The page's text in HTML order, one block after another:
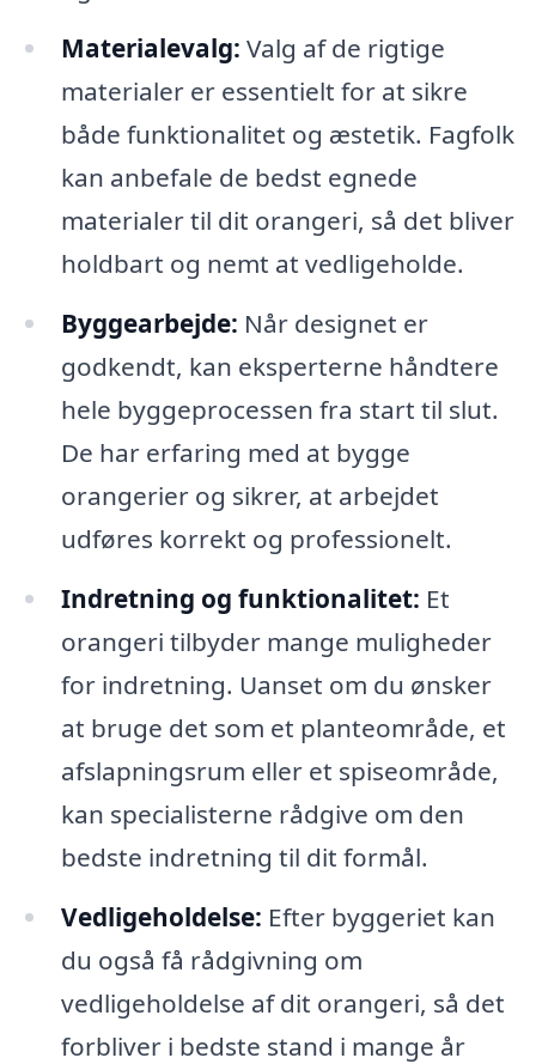
Materialevalg: Valg af de rigtige
materialer er essentielt for at sikre
både funktionalitet og æstetik. Fagfolk
kan anbefale de bedst egnede
materialer til dit orangeri, så det bliver
holdbart og nemt at vedligeholde.
Byggearbejde: Når designet er
godkendt, kan eksperterne håndtere
hele byggeprocessen fra start til slut.
De har erfaring med at bygge
orangerier og sikrer, at arbejdet
udføres korrekt og professionelt.
Indretning og funktionalitet: Et
orangeri tilbyder mange muligheder
for indretning. Uanset om du ønsker
at bruge det som et planteområde, et
afslapningsrum eller et spiseområde,
kan specialisterne rådgive om den
bedste indretning til dit formål.
Vedligeholdelse: Efter byggeriet kan
du også få rådgivning om
vedligeholdelse af dit orangeri, så det
forbliver i bedste stand i mange år